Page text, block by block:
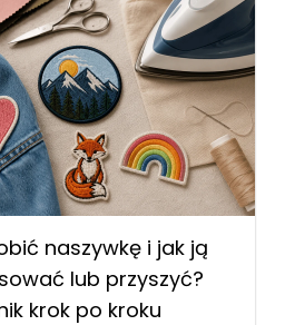
naszywkę i jak ją
lub przyszyć?
krok po kroku